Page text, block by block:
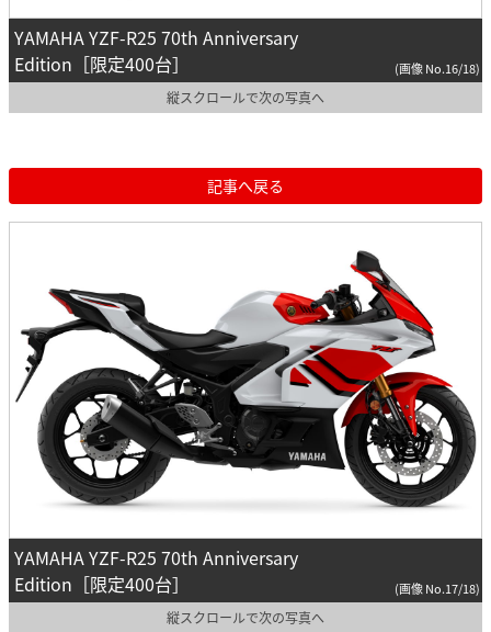
YAMAHA YZF-R25 70th Anniversary
Edition［限定400台］
(画像 No.16/18)
縦スクロールで次の写真へ
記事へ戻る
YAMAHA YZF-R25 70th Anniversary
Edition［限定400台］
(画像 No.17/18)
縦スクロールで次の写真へ